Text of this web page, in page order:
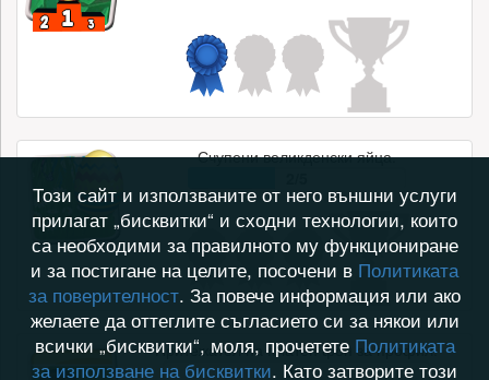
Счупени великденски яйца.
Притежател на платен фон за профил.
0/1
Този сайт и използваните от него външни услуги
прилагат „бисквитки“ и сходни технологии, които
са необходими за правилното му функциониране
и за постигане на целите, посочени в Политиката
за поверителност. За повече информация или ако
желаете да оттеглите съгласието си за някои или
всички „бисквитки“, моля, прочетете Политиката
за използване на бисквитки. Като затворите този